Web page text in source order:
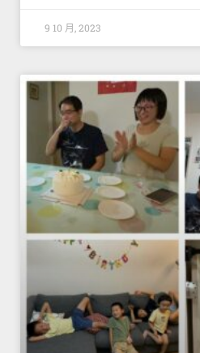
9 10 月, 2023